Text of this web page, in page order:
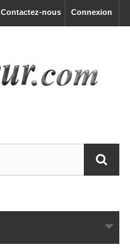
Connexion
Contactez-nous